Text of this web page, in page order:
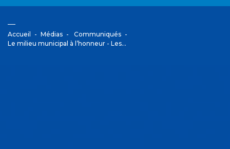
Accueil Médias
Communiqués
Le milieu municipal à l’honneur - Les…